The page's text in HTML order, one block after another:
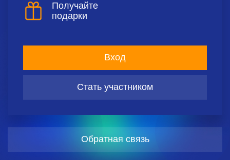
Получайте
подарки
Вход
Стать участником
Обратная связь